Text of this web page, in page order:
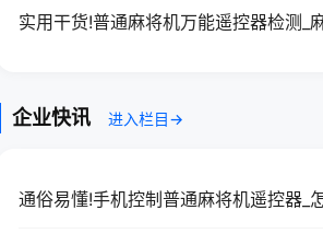
实用干货!普通麻将机万能遥控器检测_
企业快讯 进入栏目→
通俗易懂!手机控制普通麻将机遥控器_